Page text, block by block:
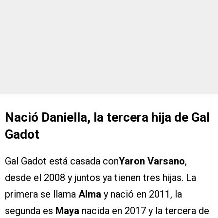
Nació Daniella, la tercera hija de Gal
Gadot
Gal Gadot está casada conYaron Varsano,
desde el 2008 y juntos ya tienen tres hijas. La
primera se llama Alma y nació en 2011, la
segunda es Maya nacida en 2017 y la tercera de